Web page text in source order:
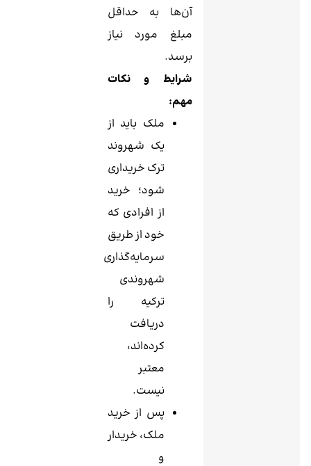
آن‌ها به حداقل
مبلغ مورد نیاز
برسد.
شرایط و نکات
مهم:
ملک باید از
یک شهروند
ترک خریداری
شود؛ خرید
از افرادی که
خود از طریق
سرمایه‌گذاری
شهروندی
ترکیه را
دریافت
کرده‌اند،
معتبر
نیست.
پس از خرید
ملک، خریدار
و